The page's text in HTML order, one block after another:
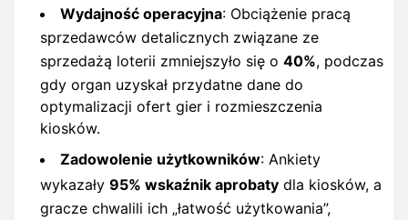
Wydajność operacyjna: Obciążenie pracą
sprzedawców detalicznych związane ze
sprzedażą loterii zmniejszyło się o 40%, podczas
gdy organ uzyskał przydatne dane do
optymalizacji ofert gier i rozmieszczenia
kiosków.
Zadowolenie użytkowników: Ankiety
wykazały 95% wskaźnik aprobaty dla kiosków, a
gracze chwalili ich „łatwość użytkowania”,